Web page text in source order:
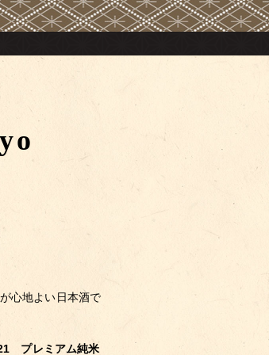
心地よい日本酒で
プレミアム純米